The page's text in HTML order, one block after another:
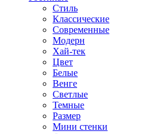
Стиль
Классические
Современные
Модерн
Хай-тек
Цвет
Белые
Венге
Светлые
Темные
Размер
Мини стенки